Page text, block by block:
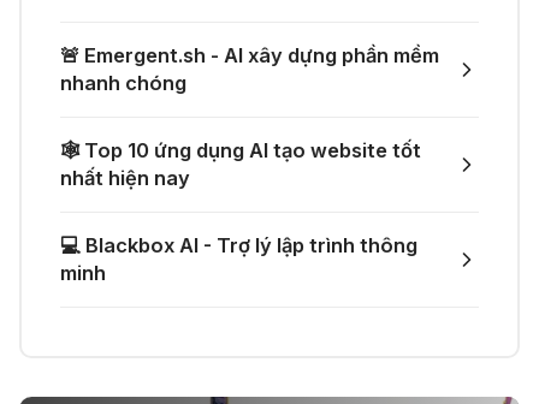
04 Thg 07 2026
Plus miễn phí
03 Thg 07 2026
🎁 Nhận miễn phí DeepSeek V4 Pro
và Claude Opus 4.8 trên Merlin AI
🌟 Augment AI Agent - Trợ thủ đắc
ghi âm thành văn bản
🚨 Emergent.sh - AI xây dựng phần mềm
nhanh chóng
🕸️ Top 10 ứng dụng AI tạo website tốt
nhất hiện nay
💻 Blackbox AI - Trợ lý lập trình thông
minh